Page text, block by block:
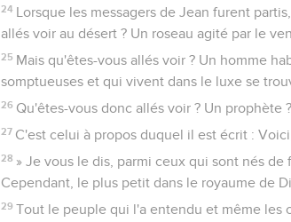
24 Lorsque les messagers de Jean furent
allés voir au désert ? Un roseau agité par le
25 Mais qu'êtes-vous allés voir ? Un homme
somptueuses et qui vivent dans le luxe se
26 Qu'êtes-vous donc allés voir ? Un prophète
27 C'est celui à propos duquel il est écrit :
28 » Je vous le dis, parmi ceux qui sont nés
Cependant, le plus petit dans le royaume de
29 Tout le peuple qui l'a entendu et même les